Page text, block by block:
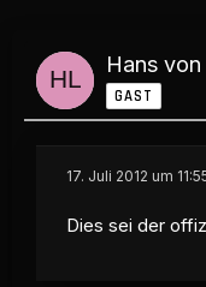
Hans
GAST
17. Juli 2012 um
Dies sei der